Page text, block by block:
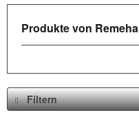
Produkte von Remeha
Filtern